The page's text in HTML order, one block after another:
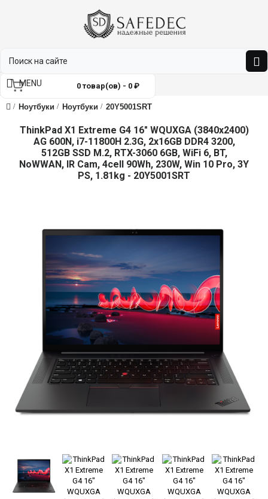
0 товар(ов) - 0 ₽
MENU
Ноутбуки Ноутбуки 20Y5001SRT
ThinkPad X1 Extreme G4 16" WQUXGA (3840x2400)
AG 600N, i7-11800H 2.3G, 2x16GB DDR4 3200,
512GB SSD M.2, RTX-3060 6GB, WiFi 6, BT,
NoWWAN, IR Cam, 4cell 90Wh, 230W, Win 10 Pro, 3Y
PS, 1.81kg - 20Y5001SRT